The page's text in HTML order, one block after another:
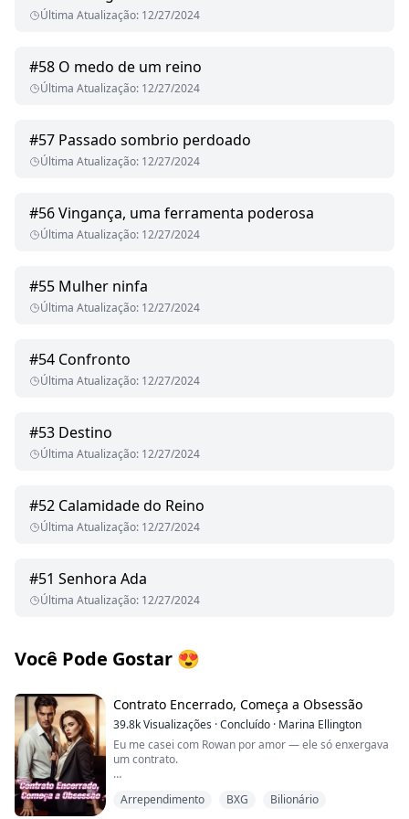
Última Atualização: 12/27/2024
#58 O medo de um reino
Última Atualização: 12/27/2024
#57 Passado sombrio perdoado
Última Atualização: 12/27/2024
#56Vingança, uma ferramenta poderosa
Última Atualização: 12/27/2024
#55 Mulher ninfa
Última Atualização: 12/27/2024
#54 Confronto
Última Atualização: 12/27/2024
#53 Destino
Última Atualização: 12/27/2024
#52 Calamidade do Reino
Última Atualização: 12/27/2024
#51 Senhora Ada
Última Atualização: 12/27/2024
Você Pode Gostar 😍
Contrato Encerrado, Começa a Obsessão
39.8kVisualizações ·Concluído · Marina Ellington
Eu me casei com Rowan por amor — ele só enxergava
um contrato.
anos em algo de verdade, eu dei tudo: meu nome, meu
Arrependimento BXG Bilionário